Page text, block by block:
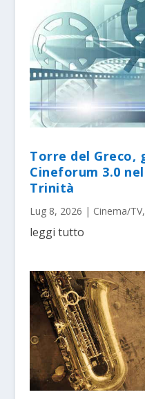
Torre del Greco,
Cineforum 3.0
Trinità
Lug 8, 2026 | Cinema/TV,
leggi tutto